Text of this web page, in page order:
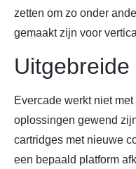
zetten om zo onder
gemaakt zijn voor
Evercade werkt niet
oplossingen gewend
cartridges met nieuwe
een bepaald platform